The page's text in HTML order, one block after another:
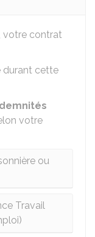
votre contrat
durant cette
votre
ou
Travail